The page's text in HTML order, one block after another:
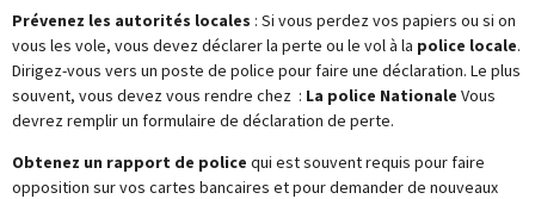
Prévenez les autorités locales : Si vous perdez vos papiers ou si on
vous les vole, vous devez déclarer la perte ou le vol à la police locale.
Dirigez-vous vers un poste de police pour faire une déclaration. Le plus
souvent, vous devez vous rendre chez : La police Nationale Vous
devrez remplir un formulaire de déclaration de perte.
Obtenez un rapport de police qui est souvent requis pour faire
opposition sur vos cartes bancaires et pour demander de nouveaux